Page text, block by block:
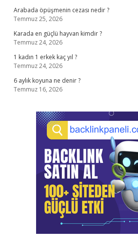
Arabada öpüşmenin cezası nedir ?
Temmuz 25, 2026
Karada en güçlü hayvan kimdir ?
Temmuz 24, 2026
1 kadın 1 erkek kaç yıl ?
Temmuz 24, 2026
6 aylık koyuna ne denir ?
Temmuz 16, 2026